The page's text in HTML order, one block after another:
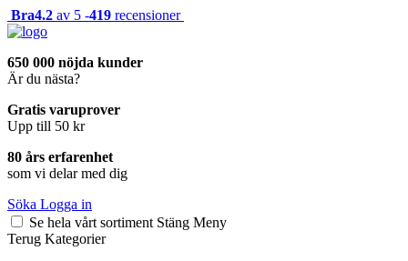
Bra4.2 av 5 -419 recensioner
650 000 nöjda kunder
Är du nästa?
Gratis varuprover
Upp till 50 kr
80 års erfarenhet
som vi delar med dig
Söka Logga in
Se hela vårt sortiment Stäng Meny
Terug Kategorier